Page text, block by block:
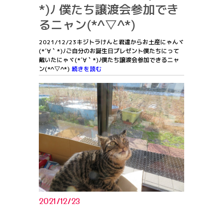
*)ﾉ 僕たち譲渡会参加でき
るニャン(*^▽^*)
2021/12/23キジトラけんと君達からお土産にゃんヾ
(*´∀｀*)ﾉご自分のお誕生日プレゼント僕たちにって
戴いたにゃヾ(*´∀｀*)ﾉ僕たち譲渡会参加できるニャ
ン(*^▽^*) 続きを読む
2021/12/23